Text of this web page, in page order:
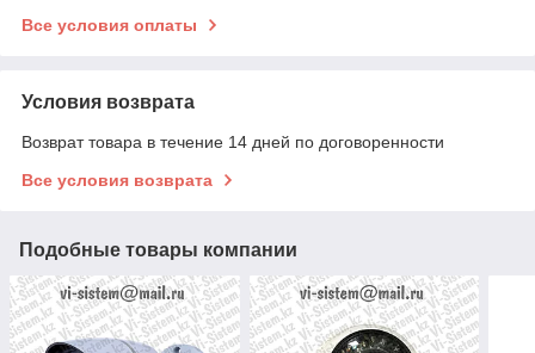
Все условия оплаты
Условия возврата
Возврат товара в течение 14 дней по договоренности
Все условия возврата
Подобные товары компании